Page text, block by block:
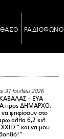
ΡΑΔΙΟΦΩΝΟ
31 Ιουλίου 2026
– ΕΥΑ
προς ΔΗΜΑΡΧΟ:
να ψηφίσουν στο
άλλα 6,2 χιλ
και να μου
βοηθό!”